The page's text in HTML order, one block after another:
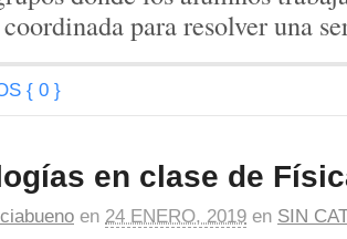
para resolver una
{ 0 }
en clase de
en 24 ENERO, 2019 en SIN